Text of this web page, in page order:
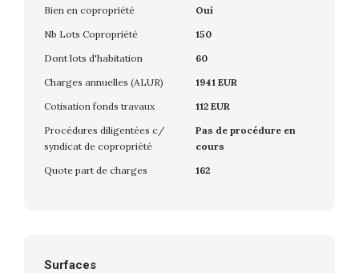
Bien en copropriété
Oui
Nb Lots Copropriété
150
Dont lots d'habitation
60
Charges annuelles (ALUR)
1941 EUR
Cotisation fonds travaux
112 EUR
Procédures diligentées c/
syndicat de copropriété
Pas de procédure en
cours
Quote part de charges
162
Surfaces